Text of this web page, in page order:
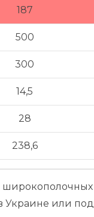
187
500
300
14,5
28
238,6
широкополочных
Украине или под